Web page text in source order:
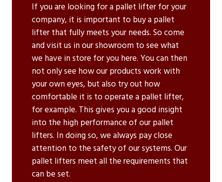
If you are looking for a pallet lifter for your
company, it is important to buy a pallet
lifter that fully meets your needs. So come
and visit us in our showroom to see what
we have in store for you here. You can then
not only see how our products work with
your own eyes, but also try out how
comfortable it is to operate a pallet lifter,
for example. This gives you a good insight
into the high performance of our pallet
lifters. In doing so, we always pay close
attention to the safety of our systems. Our
pallet lifters meet all the requirements that
can be set.